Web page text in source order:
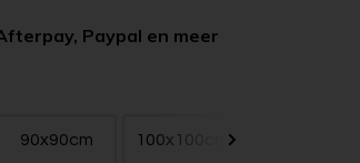
Paypal en meer
90x90cm 100x100cm